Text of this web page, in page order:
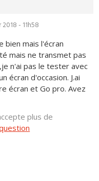
- 11h58
bien mais l'écran
mais ne transmet pas
n'ai pas le tester avec
écran d'occasion. J.ai
écran et Go pro. Avez
plus de